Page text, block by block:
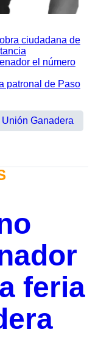
ciudadana de
el número
patronal de Paso
Unión Ganadera
feria